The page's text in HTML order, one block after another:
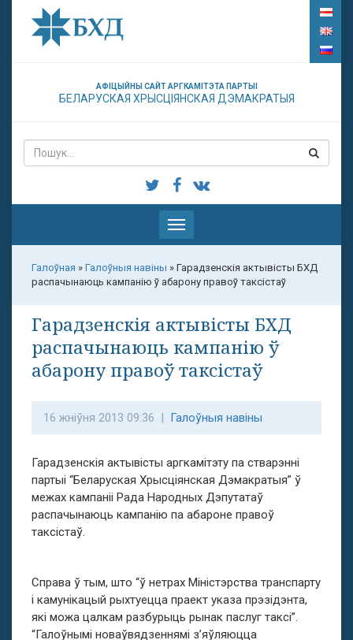
АФІЦЫЙНЫ САЙТ АРГКАМІТЭТА ПАРТЫІ
БЕЛАРУСКАЯ ХРЫСЦІЯНСКАЯ ДЭМАКРАТЫЯ
Паказаць
меню
Галоўная » Галоўныя навіны » Гарадзенскія актывісты БХД
распачынаюць кампанію ў абарону правоў таксістаў
Гарадзенскія актывісты БХД
распачынаюць кампанію ў
абарону правоў таксістаў
16 жніўня 2013 09:36 | Галоўныя навіны
Гарадзенскія актывісты аргкамітэту па стварэнні
партыі “Беларуская Хрысціянская Дэмакратыя” ў
межах кампаніі Рада Народных Дэпутатаў
распачынаюць кампанію па абароне правоў
таксістаў.
Справа ў тым, што “ў нетрах Міністэрства транспарту
і камунікацый рыхтуецца праект указа прэзідэнта,
які можа цалкам разбурыць рынак паслуг таксі”.
“Галоўнымі новаўвядзеннямі з’яўляюцца